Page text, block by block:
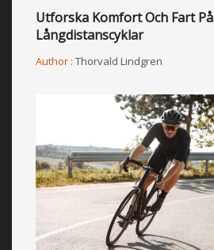
Utforska Komfort Och Fart På
Långdistanscyklar
Author : Thorvald Lindgren